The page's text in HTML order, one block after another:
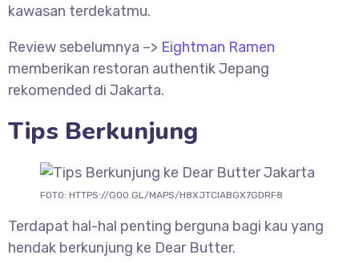
kawasan terdekatmu.
Review sebelumnya –> Eightman Ramen
memberikan restoran authentik Jepang
rekomended di Jakarta.
Tips Berkunjung
FOTO: HTTPS://GOO.GL/MAPS/H8XJTCIABGX7GDRF8
Terdapat hal-hal penting berguna bagi kau yang
hendak berkunjung ke Dear Butter.